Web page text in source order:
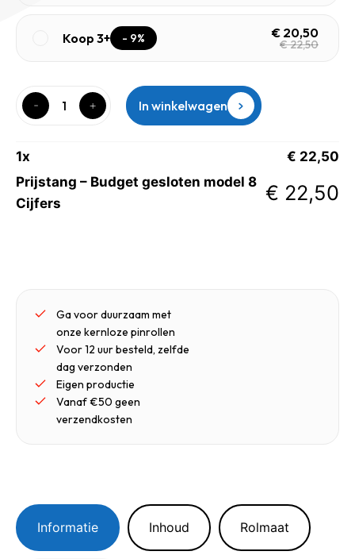
Koop 3+ - 9% €22,50
€ 20,50
In winkelwagen
1x € 22,50
Prijstang – Budget gesloten model 8
Cijfers
€ 22,50
Ga voor duurzaam met
onze kernloze pinrollen
Voor 12 uur besteld, zelfde
dag verzonden
Eigen productie
Vanaf €50 geen
verzendkosten
Informatie Inhoud Rolmaat